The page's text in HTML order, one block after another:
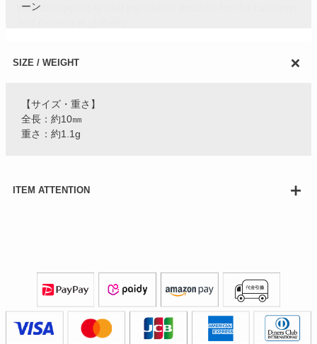
ーン
SIZE / WEIGHT
【サイズ・重さ】
全長：約10㎜
重さ：約1.1g
ITEM ATTENTION